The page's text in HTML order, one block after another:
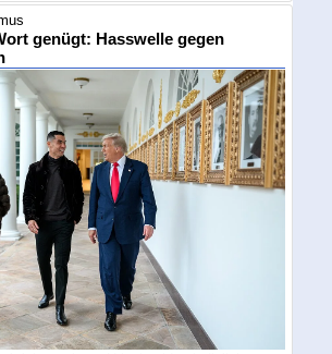
genügt: Hasswelle gegen